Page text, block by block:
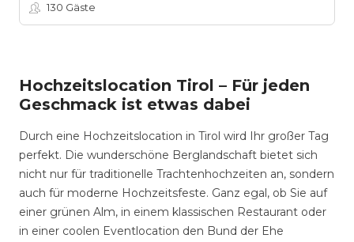
130 Gäste
Hochzeitslocation Tirol – Für jeden
Geschmack ist etwas dabei
Durch eine Hochzeitslocation in Tirol wird Ihr großer Tag
perfekt. Die wunderschöne Berglandschaft bietet sich
nicht nur für traditionelle Trachtenhochzeiten an, sondern
auch für moderne Hochzeitsfeste. Ganz egal, ob Sie auf
einer grünen Alm, in einem klassischen Restaurant oder
in einer coolen Eventlocation den Bund der Ehe